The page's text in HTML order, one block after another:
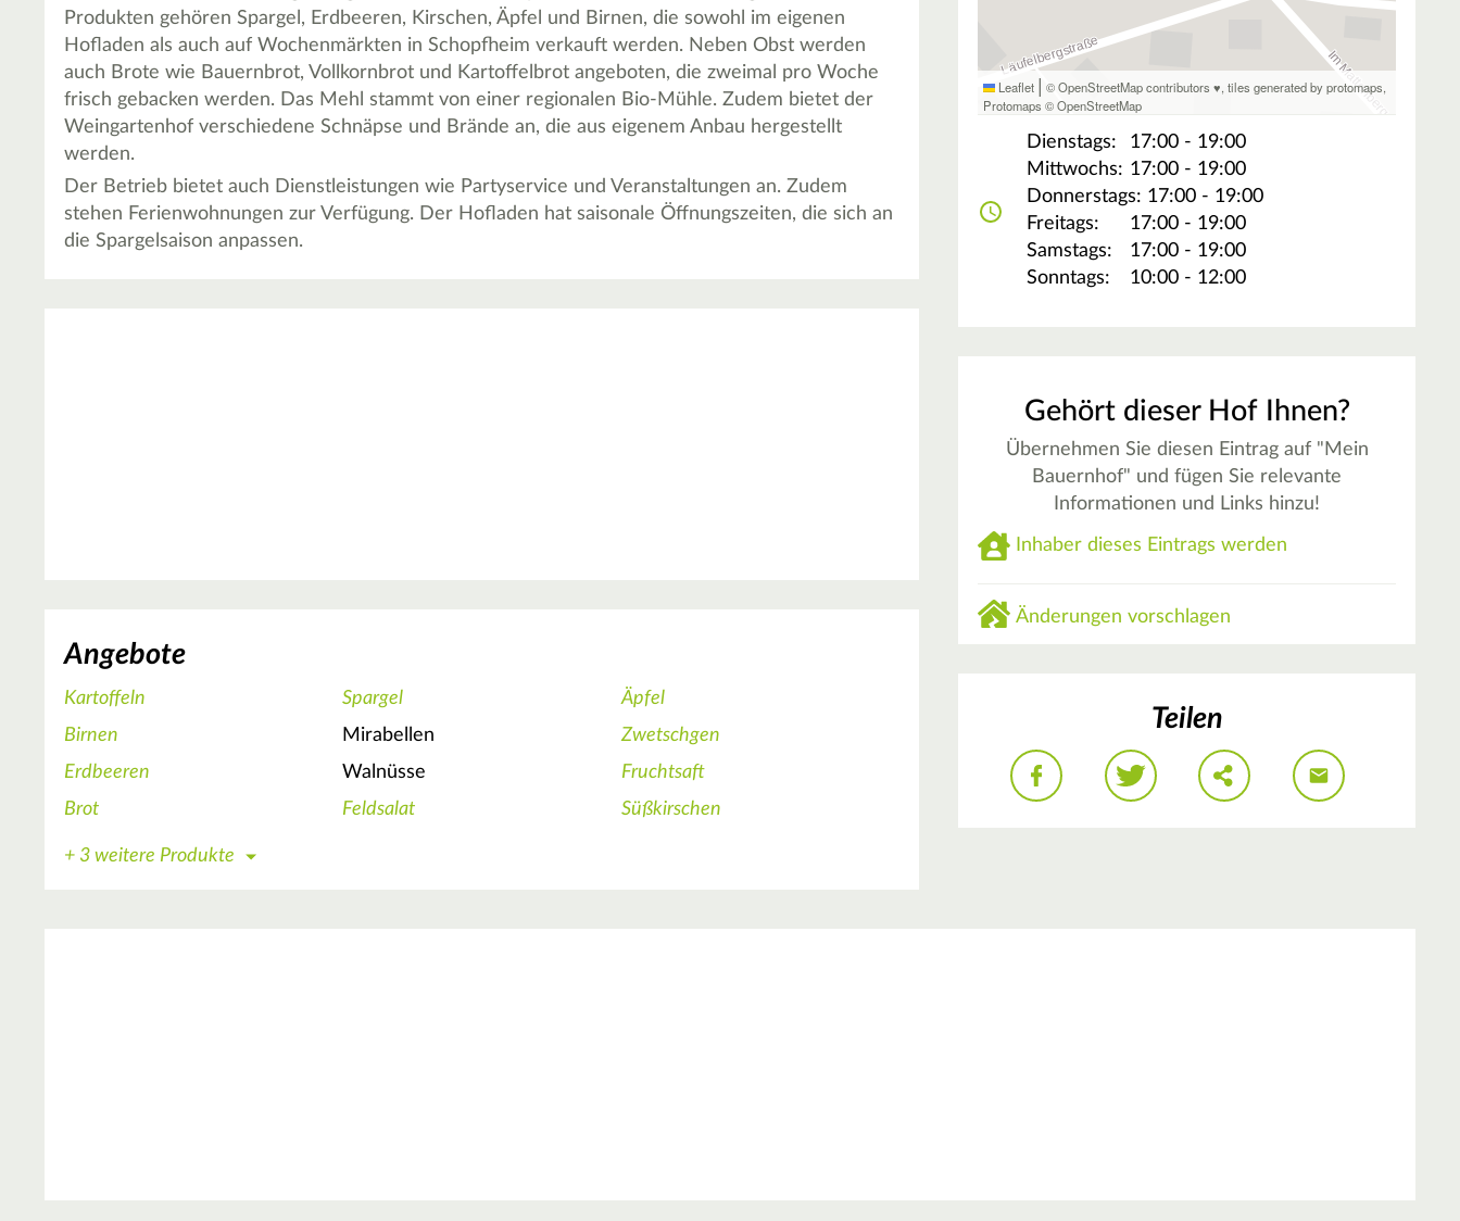
Produkten gehören Spargel, Erdbeeren, Kirschen, Äpfel und Birnen, die sowohl im eigenen
Hofladen als auch auf Wochenmärkten in Schopfheim verkauft werden. Neben Obst werden
auch Brote wie Bauernbrot, Vollkornbrot und Kartoffelbrot angeboten, die zweimal pro Woche
frisch gebacken werden. Das Mehl stammt von einer regionalen Bio-Mühle. Zudem bietet der
Weingartenhof verschiedene Schnäpse und Brände an, die aus eigenem Anbau hergestellt
werden.
Der Betrieb bietet auch Dienstleistungen wie Partyservice und Veranstaltungen an. Zudem
stehen Ferienwohnungen zur Verfügung. Der Hofladen hat saisonale Öffnungszeiten, die sich an
die Spargelsaison anpassen.
Angebote
Kartoffeln Spargel
Äpfel
Birnen
Mirabellen
Zwetschgen
Erdbeeren
Walnüsse
Fruchtsaft
Brot
Feldsalat Süßkirschen
+ 3 weitere Produkte
Leaflet | © OpenStreetMap contributors ♥,tiles generated by protomaps,
Protomaps ©OpenStreetMap
Dienstags:
17:00 - 19:00
Mittwochs: 17:00 - 19:00
Donnerstags: 17:00 - 19:00
Freitags:
17:00 - 19:00
Samstags:
17:00 - 19:00
Sonntags:
10:00 - 12:00
Gehört dieser Hof Ihnen?
Übernehmen Sie diesen Eintrag auf "Mein
Bauernhof" und fügen Sie relevante
Informationen und Links hinzu!
Inhaber dieses Eintrags werden
Änderungen vorschlagen
Teilen